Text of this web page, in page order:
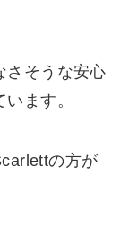
さそうな安心
ます。
の方が